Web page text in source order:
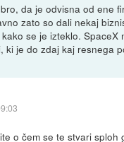
da je odvisna od ene
zato so dali nekaj
se je izteklo. SpaceX
ki je do zdaj kaj resnega
o čem se te stvari sploh